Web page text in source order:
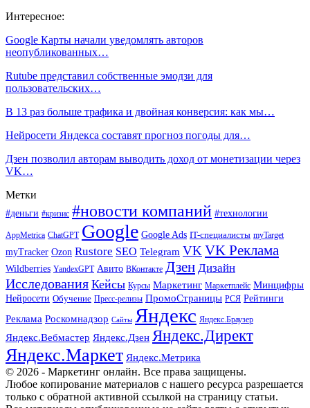
Интересное:
Google Карты начали уведомлять авторов
неопубликованных…
Rutube представил собственные эмодзи для
пользовательских…
В 13 раз больше трафика и двойная конверсия: как мы…
Нейросети Яндекса составят прогноз погоды для…
Дзен позволил авторам выводить доход от монетизации через
VK…
Метки
#деньги #кризис #новости компаний #технологии
AppMetrica ChatGPT Google Google Ads IT-специалисты myTarget
myTracker Ozon Rustore SEO Telegram VKVK Реклама
Wildberries YandexGPT Авито ВКонтакте Дзен Дизайн
Исследования Кейсы Курсы Маркетинг Маркетплейс Минцифры
Нейросети Обучение Пресс-релизы ПромоСтраницы РСЯ Рейтинги
Реклама Роскомнадзор Сайты Яндекс Яндекс.Браузер
Яндекс.Вебмастер Яндекс.Дзен Яндекс.Директ
Яндекс.Маркет Яндекс.Метрика
© 2026 - Маркетинг онлайн. Все права защищены.
Любое копирование материалов с нашего ресурса разрешается
только с обратной активной ссылкой на страницу статьи.